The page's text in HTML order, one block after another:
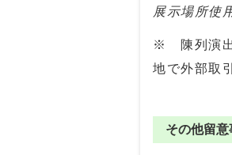
展示場所使
※ 陳列演出
地で外部取
その他留意